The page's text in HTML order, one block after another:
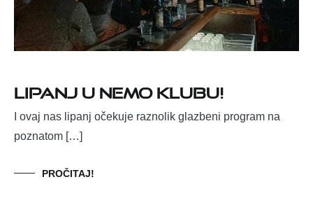
Lipanj u Nemo Klubu!
I ovaj nas lipanj očekuje raznolik glazbeni program na
poznatom […]
PROČITAJ!